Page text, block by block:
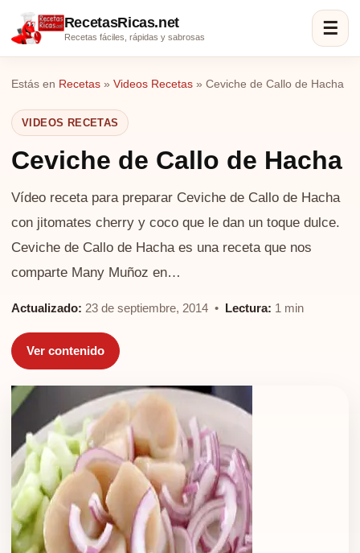
RecetasRicas.net
Recetas fáciles, rápidas y sabrosas ☰
Estás en Recetas » Videos Recetas » Ceviche de Callo de Hacha
VIDEOS RECETAS
Ceviche de Callo de Hacha
Vídeo receta para preparar Ceviche de Callo de Hacha
con jitomates cherry y coco que le dan un toque dulce.
Ceviche de Callo de Hacha es una receta que nos
comparte Many Muñoz en…
Actualizado: 23 de septiembre, 2014 • Lectura: 1 min
Ver contenido